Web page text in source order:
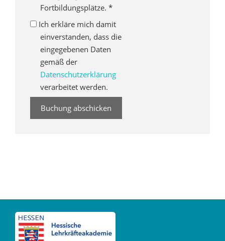
Fortbildungsplätze. *
Ich erkläre mich damit
einverstanden, dass die
eingegebenen Daten
gemäß der
Datenschutzerklärung
verarbeitet werden.